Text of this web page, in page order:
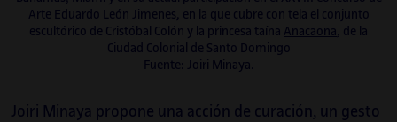
Arte Eduardo León Jimenes, en la que cubre con tela el conjunto
escultórico de Cristóbal Colón y la princesa taína Anacaona , de la
Ciudad Colonial de Santo Domingo
Fuente: Joiri Minaya.
Joiri Minaya propone una acción de curación, un gesto
Contemporánea y Teoría Crítica (CRMEP) en la
Kingston University, Londres. Ha obtenido la
Beca de Estudios en el Extranjero de la
Generalitat de Catalunya 2020-21.